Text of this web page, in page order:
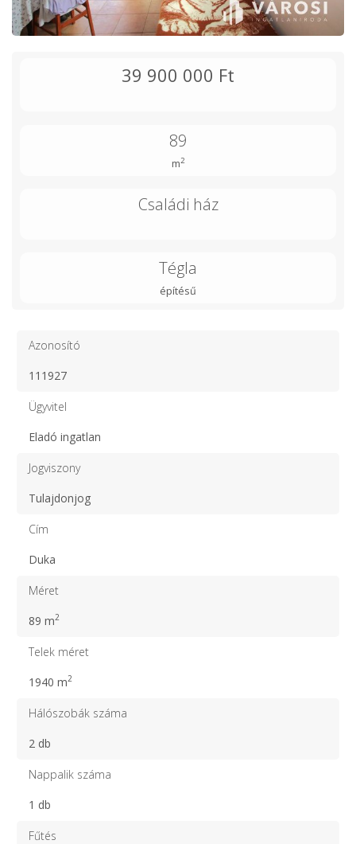
39 900 000 Ft
89
m2
Családi ház
Tégla
építésű
Azonosító
111927
Ügyvitel
Eladó ingatlan
Jogviszony
Tulajdonjog
Cím
Duka
Méret
89 m2
Telek méret
1940 m2
Hálószobák száma
2 db
Nappalik száma
1 db
Fűtés